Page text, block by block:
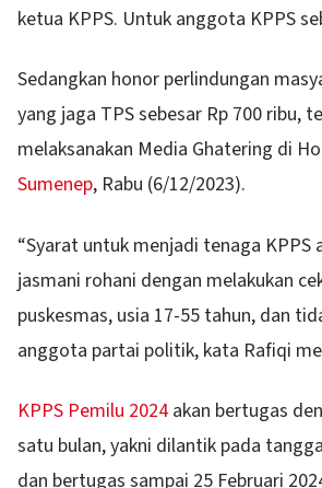
ketua KPPS. Untuk anggota KPPS
Sedangkan honor perlindungan
yang jaga TPS sebesar Rp 700 ribu,
melaksanakan Media Ghatering di
Sumenep, Rabu (6/12/2023).
“Syarat untuk menjadi tenaga KPPS
jasmani rohani dengan melakukan
puskesmas, usia 17-55 tahun, dan
anggota partai politik, kata Rafiqi
KPPS Pemilu 2024akan bertugas
satu bulan, yakni dilantik pada
dan bertugas sampai 25 Februari